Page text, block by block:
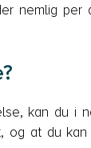
nemlig per
kan du i
og at du